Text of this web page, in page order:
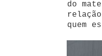
do
quem